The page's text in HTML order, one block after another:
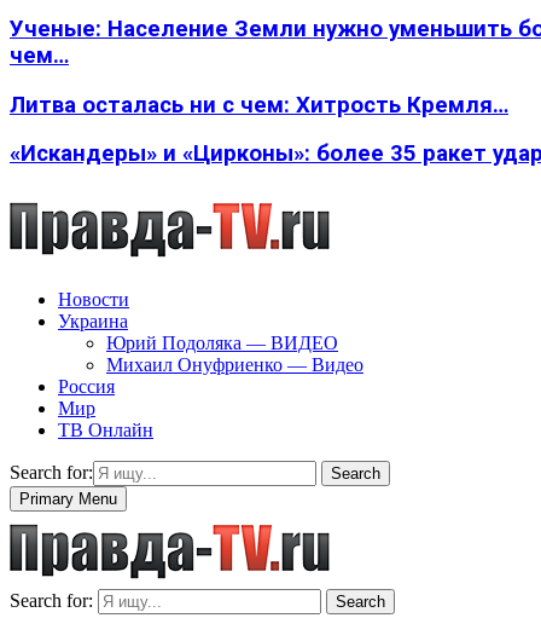
Ученые: Население Земли нужно уменьшить
чем…
Литва осталась ни с чем: Хитрость Кремля…
«Искандеры» и «Цирконы»: более 35 ракет
Новости
Украина
Юрий Подоляка — ВИДЕО
Михаил Онуфриенко — Видео
Россия
Мир
ТВ Онлайн
Search for:
Search
Primary Menu
Search for: Search